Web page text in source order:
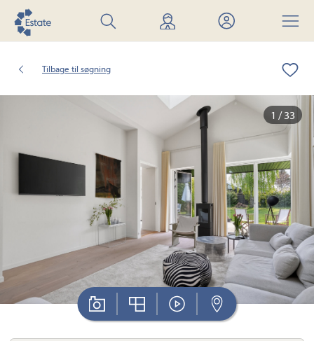
Søg
bolig
Find
mægler
Mit
Estate
Menu
Tilbage til søgning
1 / 33